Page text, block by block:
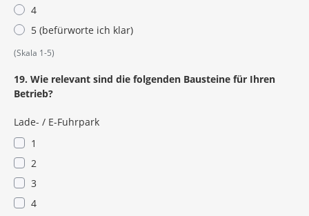
4
5 (befürworte ich klar)
(Skala 1-5)
19. Wie relevant sind die folgenden Bausteine für Ihren
Betrieb?
Lade- / E-Fuhrpark
1
2
3
4